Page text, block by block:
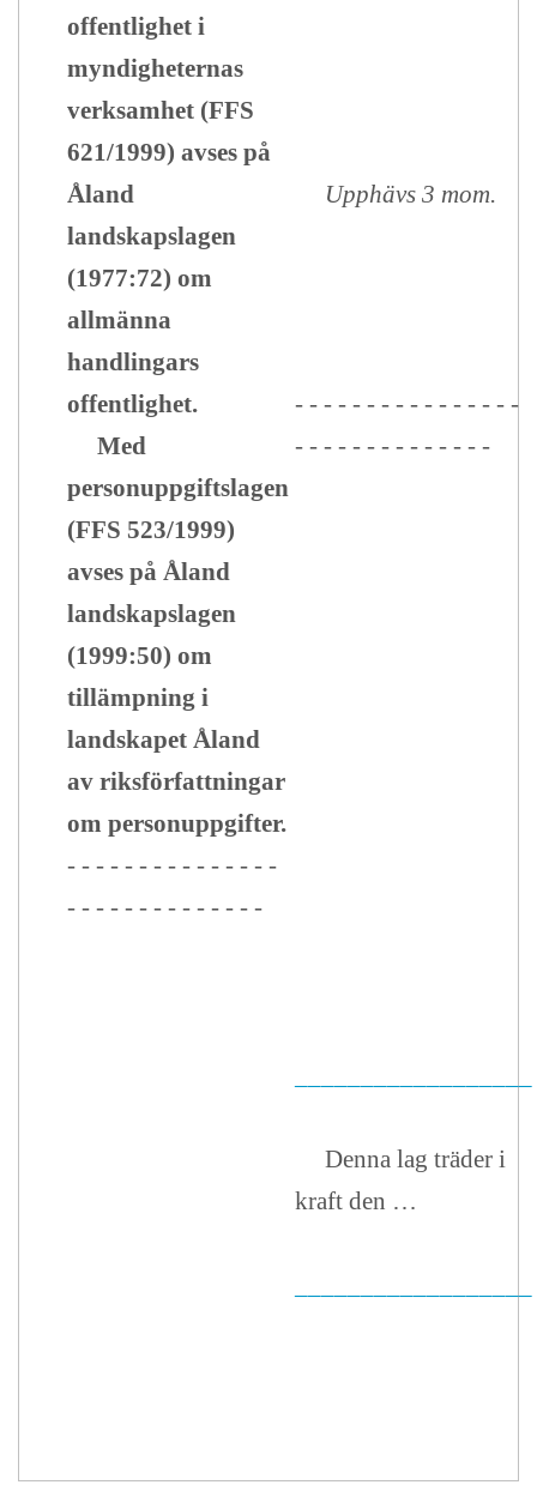
offentlighet i
myndigheternas
verksamhet (FFS
621/1999) avses på
Åland
landskapslagen
(1977:72) om
allmänna
handlingars
offentlighet.
Med
personuppgiftslagen
(FFS 523/1999)
avses på Åland
landskapslagen
(1999:50) om
tillämpning i
landskapet Åland
av riksförfattningar
om personuppgifter.
- - - - - - - - - - - - - - -
- - - - - - - - - - - - - -
Upphävs 3 mom.
- - - - - - - - - - - - - - - -
- - - - - - - - - - - - - -
Denna lag träder i
kraft den …